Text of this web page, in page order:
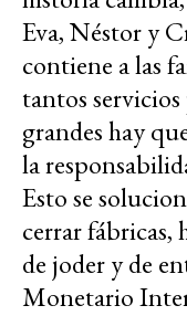
Eva, Néstor y
contiene a las
tantos
grandes hay
la
Esto se
cerrar fábricas,
de joder y de
Monetario